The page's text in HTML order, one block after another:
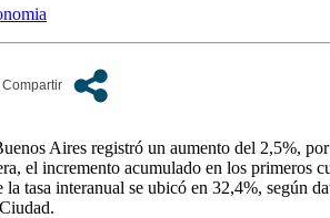
Aires registró un aumento del 2,5%,
el incremento acumulado en los primeros
tasa interanual se ubicó en 32,4%, según